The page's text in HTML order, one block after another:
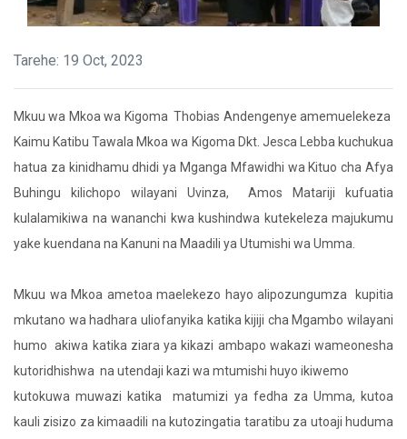
Tarehe: 19 Oct, 2023
Mkuu wa Mkoa wa Kigoma Thobias Andengenye amemuelekeza
Kaimu Katibu Tawala Mkoa wa Kigoma Dkt. Jesca Lebba kuchukua
hatua za kinidhamu dhidi ya Mganga Mfawidhi wa Kituo cha Afya
Buhingu kilichopo wilayani Uvinza, Amos Matariji kufuatia
kulalamikiwa na wananchi kwa kushindwa kutekeleza majukumu
yake kuendana na Kanuni na Maadili ya Utumishi wa Umma.
Mkuu wa Mkoa ametoa maelekezo hayo alipozungumza kupitia
mkutano wa hadhara uliofanyika katika kijiji cha Mgambo wilayani
humo akiwa katika ziara ya kikazi ambapo wakazi wameonesha
kutoridhishwa na utendaji kazi wa mtumishi huyo ikiwemo
kutokuwa muwazi katika matumizi ya fedha za Umma, kutoa
kauli zisizo za kimaadili na kutozingatia taratibu za utoaji huduma